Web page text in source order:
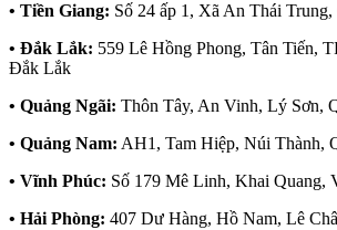
• Tiền Giang: Số 24 ấp 1, Xã An Thái
• Đắk Lắk: 559 Lê Hồng Phong, Tân Tiến,
Đắk Lắk
• Quảng Ngãi: Thôn Tây, An Vinh, Lý Sơn,
• Quảng Nam: AH1, Tam Hiệp, Núi Thành,
• Vĩnh Phúc: Số 179 Mê Linh, Khai Quang,
• Hải Phòng: 407 Dư Hàng, Hồ Nam, Lê